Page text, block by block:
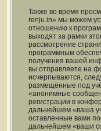
Также во время
renju.in» мы можем
отношению к
выходят за рамки
рассмотрение
программным
получения вашей
вы отправляете на
исчерпываются,
размещённые под
«анонимные
регистрации в
дальнейшем «ваша
оставленные вами
дальнейшем «ваши